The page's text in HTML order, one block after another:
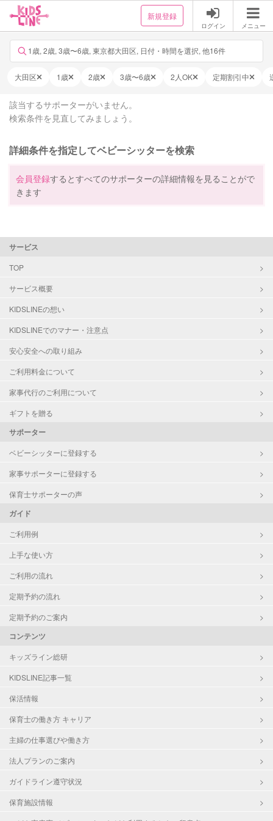
新規登録
ログイン メニュー
1歳, 2歳, 3歳〜6歳, 東京都大田区, 日付・時間を選択, 他16件
大田区 1歳 2歳 3歳〜6歳 2人OK 定期割引中
該当するサポーターがいません。
検索条件を見直してみましょう。
詳細条件を指定してベビーシッターを検索
会員登録するとすべてのサポーターの詳細情報を見ることがで
きます
サービス
TOP
サービス概要
KIDSLINEの想い
KIDSLINEでのマナー・注意点
安心安全への取り組み
ご利用料金について
家事代行のご利用について
ギフトを贈る
サポーター
ベビーシッターに登録する
家事サポーターに登録する
保育士サポーターの声
ガイド
ご利用例
上手な使い方
ご利用の流れ
定期予約の流れ
定期予約のご案内
コンテンツ
キッズライン総研
KIDSLINE記事一覧
保活情報
保育士の働き方 キャリア
主婦の仕事選びや働き方
法人プランのご案内
ガイドライン遵守状況
保育施設情報